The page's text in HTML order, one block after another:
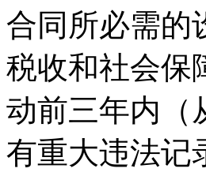
合同所必需的
税收和社会保
动前三年内（
有重大违法记